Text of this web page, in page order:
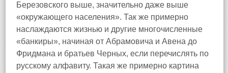
Березовского выше, значительно даже выше
«окружающего населения». Так же примерно
наслаждаются жизнью и другие многочисленные
«банкиры», начиная от Абрамовича и Авена до
Фридмана и братьев Черных, если перечислять по
русскому алфавиту. Такая же примерно картина